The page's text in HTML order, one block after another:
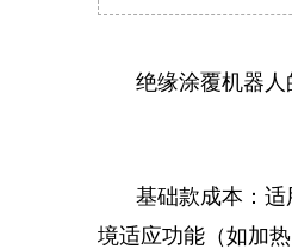
绝缘涂覆机器人
基础款成本：
境适应功能（如加热